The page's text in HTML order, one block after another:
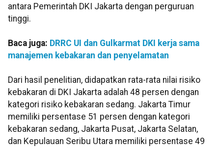
antara Pemerintah DKI Jakarta dengan perguruan
tinggi.
Baca juga: DRRC UI dan Gulkarmat DKI kerja sama
manajemen kebakaran dan penyelamatan
Dari hasil penelitian, didapatkan rata-rata nilai risiko
kebakaran di DKI Jakarta adalah 48 persen dengan
kategori risiko kebakaran sedang. Jakarta Timur
memiliki persentase 51 persen dengan kategori
kebakaran sedang, Jakarta Pusat, Jakarta Selatan,
dan Kepulauan Seribu Utara memiliki persentase 49